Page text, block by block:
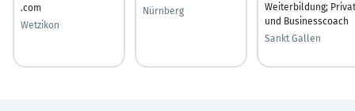
.com
Wetzikon
Nürnberg
Weiterbildung;
und Businesscoach
Sankt Gallen